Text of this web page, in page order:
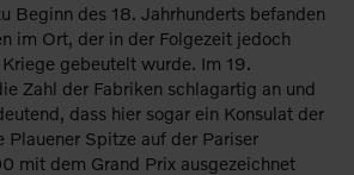
Beginn des 18. Jahrhunderts befanden
im Ort, der in der Folgezeit jedoch
gebeutelt wurde. Im 19.
Zahl der Fabriken schlagartig an und
dass hier sogar ein Konsulat der
Plauener Spitze auf der Pariser
mit dem Grand Prix ausgezeichnet